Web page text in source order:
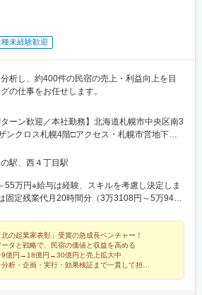
種未経験歓迎
析し、約400件の民宿の売上・利益向上を目
の仕事をお任せします。
ターン歓迎／本社勤務】北海道札幌市中央区南3
ンクロス札幌4階□アクセス・札幌市営地下鉄
駅」から徒歩2分・札幌市営地下鉄各線「大通
駅、西４丁目駅
55万円※給与は経験、スキルを考慮し決定しま
固定残業代月20時間分（3万3108円～5万9460
北の起業家表彰」受賞の急成長ベンチャー！
ータと戦略で、民宿の価値と収益を高める
億円→18億円→30億円と売上拡大中
析・企画・実行・効果検証まで一貫して担当